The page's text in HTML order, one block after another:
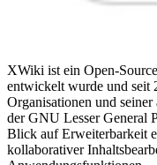
XWiki ist ein Open-
entwickelt wurde und seit
Organisationen und
der GNU Lesser General
Blick auf Erweiterbarkeit
kollaborativer